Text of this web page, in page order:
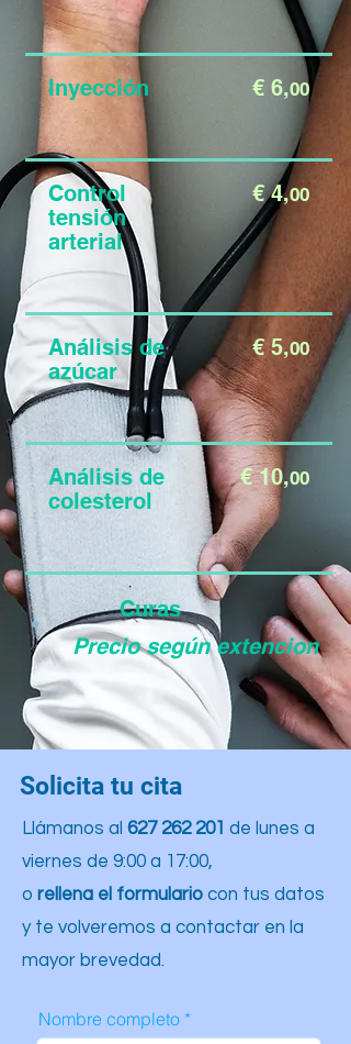
Inyección € 6,00
Control
tensión
arterial
€ 4,00
Análisis de
azúcar
€ 5,00
Análisis de
colesterol
€ 10,00
Curas
Precio según extencion
Solicita tu cita
Llámanos al 627 262 201 de lunes a
viernes de 9:00 a 17:00,
o rellena el formulario con tus datos
y te volveremos a contactar en la
mayor brevedad.
Nombre completo